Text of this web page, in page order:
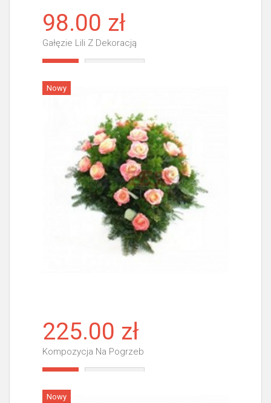
98.00 zł
Gałęzie Lili Z Dekoracją
Nowy
225.00 zł
Kompozycja Na Pogrzeb
Nowy